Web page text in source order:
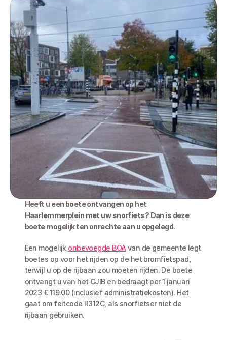
Heeft u een boete ontvangen op het
Haarlemmerplein met uw snorfiets? Dan is deze
boete mogelijk ten onrechte aan u opgelegd.
Een mogelijk onbevoegde BOA van de gemeente legt
boetes op voor het rijden op de het bromfietspad,
terwijl u op de rijbaan zou moeten rijden. De boete
ontvangt u van het CJIB en bedraagt per 1 januari
2023 € 119.00 (inclusief administratiekosten). Het
gaat om feitcode R312C, als snorfietser niet de
rijbaan gebruiken.